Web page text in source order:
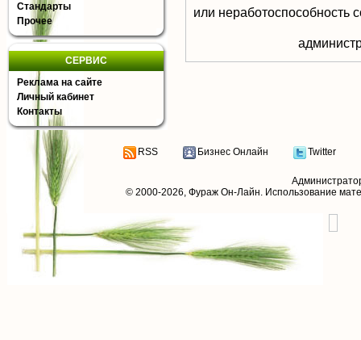
Стандарты
Прочее
СЕРВИС
Реклама на сайте
Личный кабинет
Контакты
или неработоспособность
RSS Бизнес Онлайн Twitter
© 2000-2026, Фураж Он-Лайн. Использование